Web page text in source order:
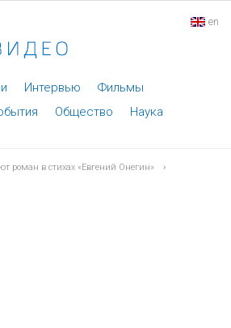
en
Интервью
Фильмы
Общество Наука
роман в стихах «Евгений Онегин» ›